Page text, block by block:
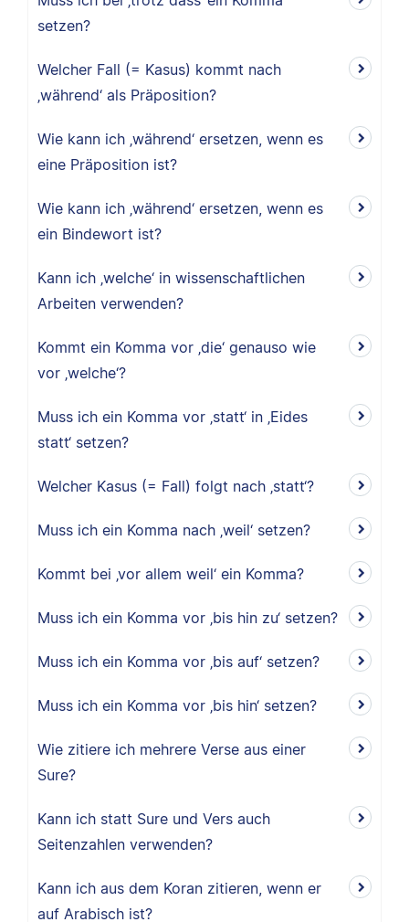
setzen?
Welcher Fall (= Kasus) kommt nach
‚während‘ als Präposition?
Wie kann ich ‚während‘ ersetzen, wenn es
eine Präposition ist?
Wie kann ich ‚während‘ ersetzen, wenn es
ein Bindewort ist?
Kann ich ‚welche‘ in wissenschaftlichen
Arbeiten verwenden?
Kommt ein Komma vor ‚die‘ genauso wie
vor ‚welche‘?
Muss ich ein Komma vor ‚statt‘ in ‚Eides
statt‘ setzen?
Welcher Kasus (= Fall) folgt nach ‚statt‘?
Muss ich ein Komma nach ‚weil‘ setzen?
Kommt bei ‚vor allem weil‘ ein Komma?
Muss ich ein Komma vor ‚bis hin zu‘ setzen?
Muss ich ein Komma vor ‚bis auf‘ setzen?
Muss ich ein Komma vor ‚bis hin‘ setzen?
Wie zitiere ich mehrere Verse aus einer
Sure?
Kann ich statt Sure und Vers auch
Seitenzahlen verwenden?
Kann ich aus dem Koran zitieren, wenn er
auf Arabisch ist?